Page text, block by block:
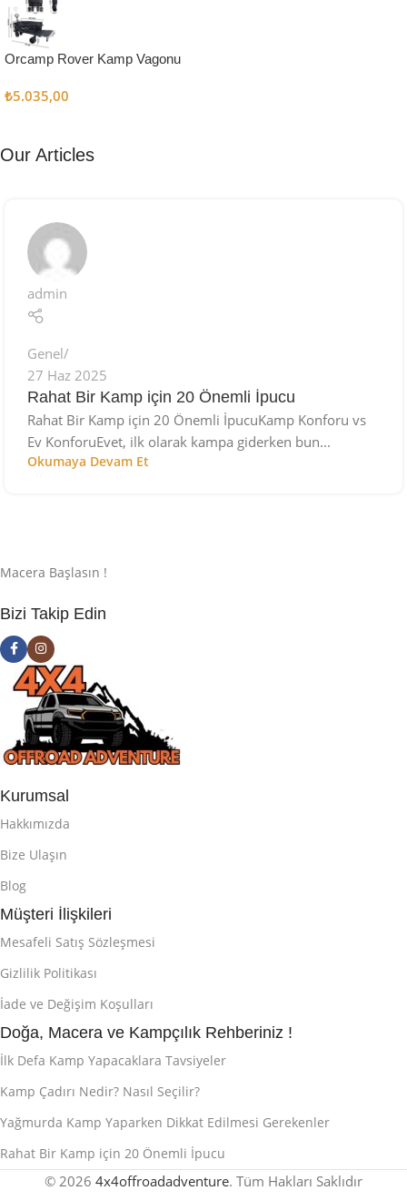
Şefler İçin
Keşfet
Orcamp Rover Kamp Vagonu
₺5.035,00
Our Articles
admin
Genel
27 Haz 2025
Rahat Bir Kamp için 20 Önemli İpucu
Rahat Bir Kamp için 20 Önemli İpucuKamp Konforu vs
Ev KonforuEvet, ilk olarak kampa giderken bun...
Okumaya Devam Et
Macera Başlasın !
Bizi Takip Edin
Kurumsal
Hakkımızda
Bize Ulaşın
Blog
Müşteri İlişkileri
Mesafeli Satış Sözleşmesi
Gizlilik Politikası
İade ve Değişim Koşulları
Doğa, Macera ve Kampçılık Rehberiniz !
İlk Defa Kamp Yapacaklara Tavsiyeler
Kamp Çadırı Nedir? Nasıl Seçilir?
Yağmurda Kamp Yaparken Dikkat Edilmesi Gerekenler
Rahat Bir Kamp için 20 Önemli İpucu
© 2026 4x4offroadadventure. Tüm Hakları Saklıdır